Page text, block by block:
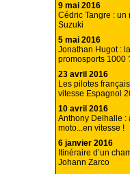
9 mai 2016
Cédric Tangre : un
Suzuki
5 mai 2016
Jonathan Hugot :
promosports 1000
23 avril 2016
Les pilotes
vitesse Espagnol
10 avril 2016
Anthony Delhalle :
moto...en vitesse !
6 janvier 2016
Itinéraire d’un
Johann Zarco